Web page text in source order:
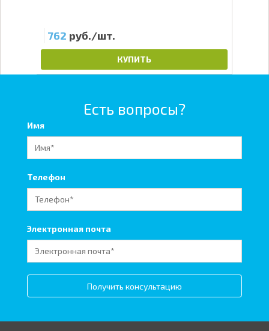
762 руб./шт.
КУПИТЬ
Есть вопросы?
Имя
Телефон
Электронная почта
Получить консультацию